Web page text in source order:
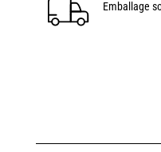
Emballage